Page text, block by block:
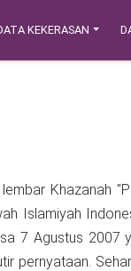
KEKERASAN
Khazanah
Islamiyah
7 Agustus 2007
pernyataan.